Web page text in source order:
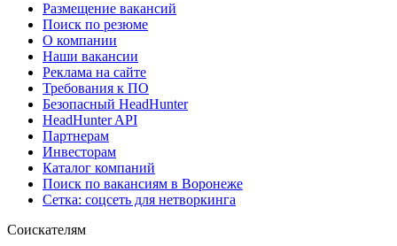
Размещение вакансий
Поиск по резюме
О компании
Наши вакансии
Реклама на сайте
Требования к ПО
Безопасный HeadHunter
HeadHunter API
Партнерам
Инвесторам
Каталог компаний
Поиск по вакансиям в Воронеже
Сетка: соцсеть для нетворкинга
Соискателям